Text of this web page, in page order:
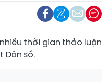
nhiều thời gian thảo luận
Dân số.